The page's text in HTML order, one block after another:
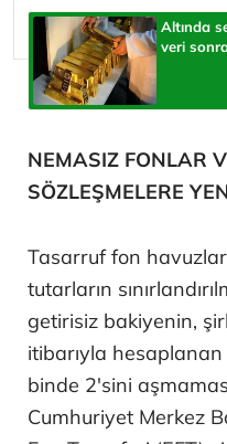
Altında
veri
NEMASIZ FONLAR
SÖZLEŞMELERE
Tasarruf fon
tutarların
getirisiz bakiyenin,
itibarıyla
binde 2'sini
Cumhuriyet Merkez